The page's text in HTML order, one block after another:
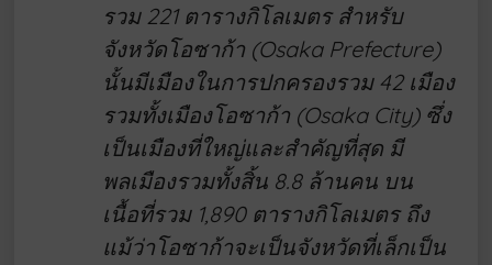
รวม 221 ตารางกิโลเมตร สำหรับ
จังหวัดโอซาก้า (Osaka Prefecture)
นั้นมีเมืองในการปกครองรวม 42 เมือง
รวมทั้งเมืองโอซาก้า (Osaka City) ซึ่ง
เป็นเมืองที่ใหญ่และสำคัญที่สุด มี
พลเมืองรวมทั้งสิ้น 8.8 ล้านคน บน
เนื้อที่รวม 1,890 ตารางกิโลเมตร ถึง
แม้ว่าโอซาก้าจะเป็นจังหวัดที่เล็กเป็น